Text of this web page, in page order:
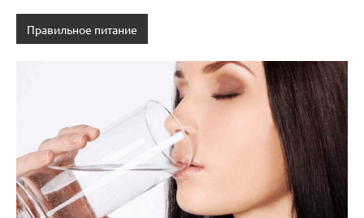
Правильное питание